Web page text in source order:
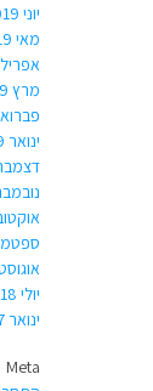
יוני 2019
מאי 2019
אפריל 2019
מרץ 2019
פברואר
ינואר 2019
דצמבר
נובמבר
אוקטובר
ספטמבר
אוגוסט
יולי 2018
ינואר 2017
Meta